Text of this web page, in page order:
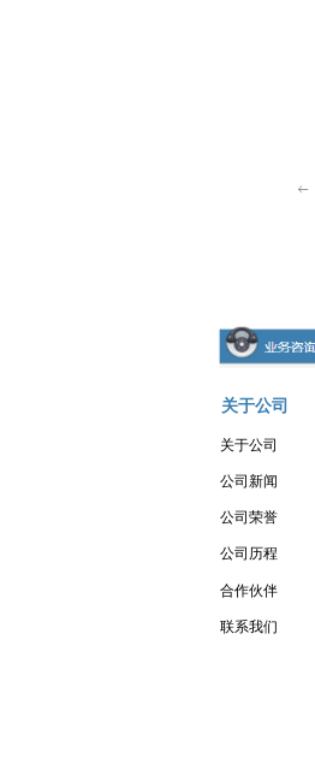
ꂃ
关于公司
关于公司
公司新闻
公司荣誉
公司历程
合作伙伴
联系我们